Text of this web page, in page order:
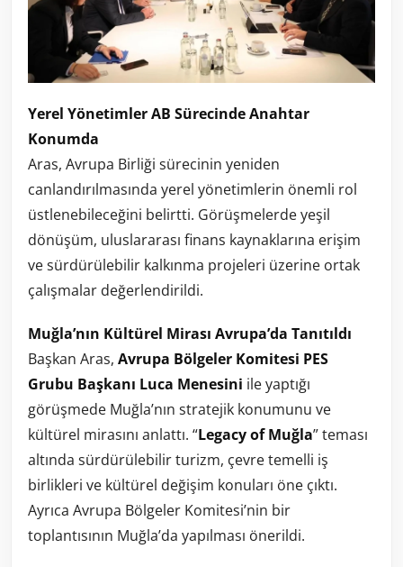
Yerel Yönetimler AB Sürecinde Anahtar
Konumda
Aras, Avrupa Birliği sürecinin yeniden
canlandırılmasında yerel yönetimlerin önemli rol
üstlenebileceğini belirtti. Görüşmelerde yeşil
dönüşüm, uluslararası finans kaynaklarına erişim
ve sürdürülebilir kalkınma projeleri üzerine ortak
çalışmalar değerlendirildi.
Muğla’nın Kültürel Mirası Avrupa’da Tanıtıldı
Başkan Aras, Avrupa Bölgeler Komitesi PES
Grubu Başkanı Luca Menesini ile yaptığı
görüşmede Muğla’nın stratejik konumunu ve
kültürel mirasını anlattı. “Legacy of Muğla” teması
altında sürdürülebilir turizm, çevre temelli iş
birlikleri ve kültürel değişim konuları öne çıktı.
Ayrıca Avrupa Bölgeler Komitesi’nin bir
toplantısının Muğla’da yapılması önerildi.